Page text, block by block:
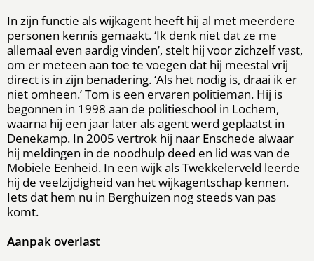
In zijn functie als wijkagent heeft hij al met meerdere
personen kennis gemaakt. ‘Ik denk niet dat ze me
allemaal even aardig vinden’, stelt hij voor zichzelf vast,
om er meteen aan toe te voegen dat hij meestal vrij
direct is in zijn benadering. ‘Als het nodig is, draai ik er
niet omheen.’ Tom is een ervaren politieman. Hij is
begonnen in 1998 aan de politieschool in Lochem,
waarna hij een jaar later als agent werd geplaatst in
Denekamp. In 2005 vertrok hij naar Enschede alwaar
hij meldingen in de noodhulp deed en lid was van de
Mobiele Eenheid. In een wijk als Twekkelerveld leerde
hij de veelzijdigheid van het wijkagentschap kennen.
Iets dat hem nu in Berghuizen nog steeds van pas
komt.
Aanpak overlast